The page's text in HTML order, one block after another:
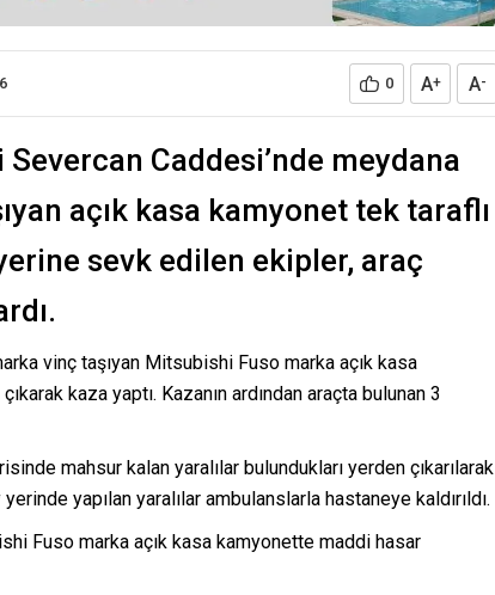
0 A+ A-
Caddesi’nde meydana
açık kasa kamyonet tek taraflı
sevk edilen ekipler, araç
vinç taşıyan Mitsubishi Fuso marka açık kasa
kaza yaptı. Kazanın ardından araçta bulunan 3
mahsur kalan yaralılar bulundukları yerden çıkarılarak
yapılan yaralılar ambulanslarla hastaneye kaldırıldı.
Fuso marka açık kasa kamyonette maddi hasar